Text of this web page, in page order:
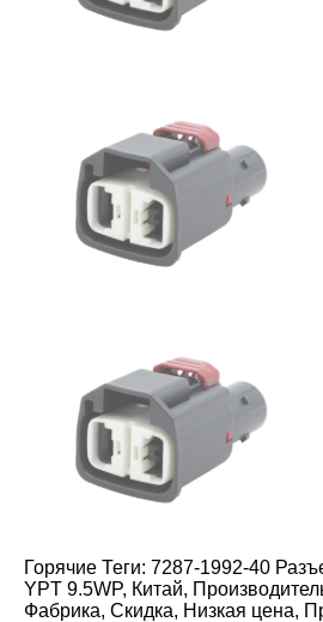
Горячие Теги: 7287-1992-40
YPT 9.5WP, Китай,
Фабрика, Скидка, Низкая цена,